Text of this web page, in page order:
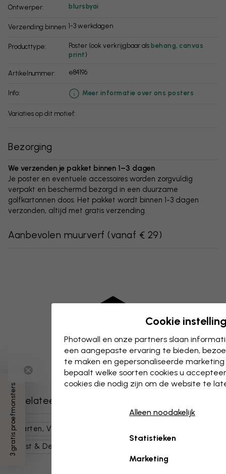
Ontwerper: blursbyai
Verzending binnen: 1-3 werkdagen
Producttype: Poster (ook verkrijgbaar als behang canvas
print)
Artikelnummer: e84196
info: Meer informatie over ons posters
Variaties op dit motief:
Bezorging
We verzenden je pakket binnen 1–3 dagen
Je poster en eventuele accessoires worden zorgvuldig
verpakt en beschermd bezorgd in een duurzame
golfkartonnen doos. Het pakket wordt binnen 1-3 dagen
verzonden, altijd met gratis verzending.
Aanbevolen muurverf (vanaf € 29)
Gerelateerde categorieën
Kaarten, Vlaggen & Plaatsen
Kunst & Design
3 gratis proefmonsters
Cookie
Photowall en onze partners slaan
een aangepaste ervaring te bieden,
te maken en gepersonaliseerde
bepaalt welke soorten cookies u
cookies die nodig zijn om de website te
Alleen noodakelijk
Statistieken
Marketing